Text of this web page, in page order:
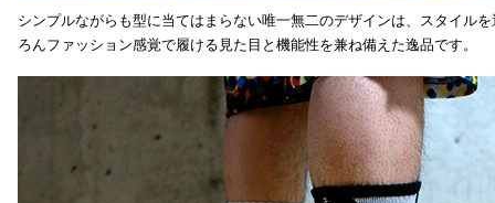
シンプルながらも型に当てはまらない唯一無二のデザインは、スタイル
ろんファッション感覚で履ける見た目と機能性を兼ね備えた逸品です。